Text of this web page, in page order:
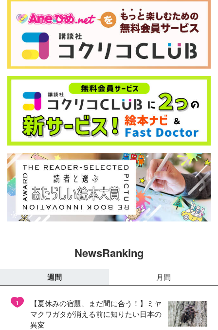
NewsRanking
週間 月間
1
【夏休みの宿題、まだ間に合う！】ミヤ
マクワガタが消える前に知りたい日本の
異変